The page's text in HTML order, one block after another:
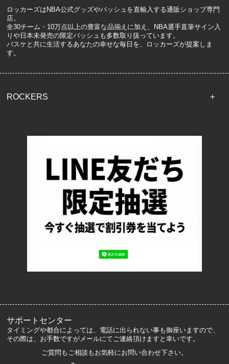
ロッカーズはNBA公式グッズやバッシュを直輸入する通販ショップ専門
店。
全30チーム・10万点以上の豊富な品揃えに加え、NBA選手直筆サイン入
りや日本未発売の限定バッシュも多数取り扱っています。
バスケと共に生活するあなたの幸せな毎日を、ロッカーズが提案しま
す。
ROCKERS
配送・送料について
お支払い方法について
特定商取引法に基づく表記
プライバシーポリシー
ロッカーズについて
サポートセンター
タイミングや都合によっては、電話に出られない事も御座いますので、
その際は、お手数ですがメールにてご連絡頂けますと幸いです。
ご質問もご相談もお気軽にお問い合わせ下さい。